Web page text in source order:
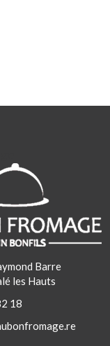
Barre
les Hauts
18